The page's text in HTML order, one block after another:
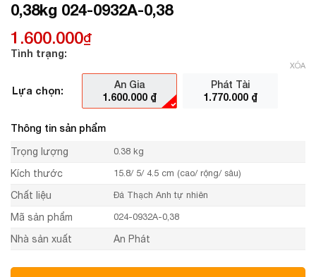
0,38kg 024-0932A-0,38
1.600.000₫
Tình trạng:
Lựa chọn:
An Gia
1.600.000 ₫
Phát Tài
1.770.000 ₫
XÓA
Thông tin sản phẩm
Trọng lượng 0.38 kg
Kích thước 15.8/ 5/ 4.5 cm (cao/ rộng/ sâu)
Chất liệu Đá Thạch Anh tự nhiên
Mã sản phẩm 024-0932A-0,38
Nhà sản xuất An Phát